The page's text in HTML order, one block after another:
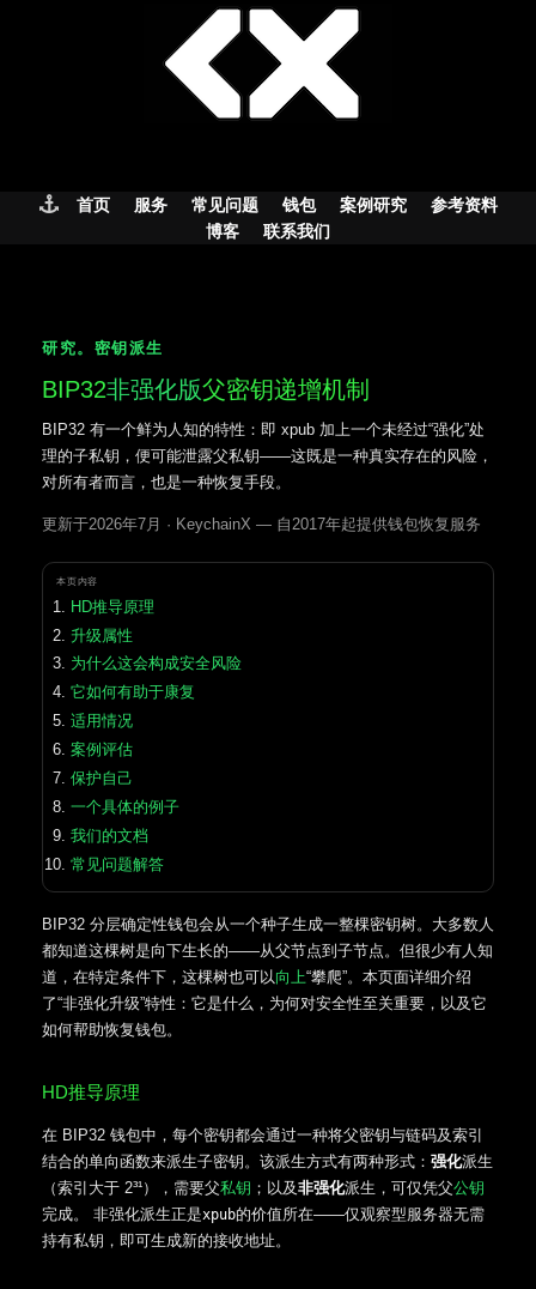
首页 服务 常见问题 钱包 案例研究
参考资料
博客
联系我们
研究。密钥派生
BIP32非强化版父密钥递增机制
BIP32 有一个鲜为人知的特性：即 xpub 加上一个未经过“强化”处
理的子私钥，便可能泄露父私钥——这既是一种真实存在的风险，
对所有者而言，也是一种恢复手段。
更新于2026年7月 · KeychainX — 自2017年起提供钱包恢复服务
本页内容
HD推导原理
升级属性
为什么这会构成安全风险
它如何有助于康复
适用情况
案例评估
保护自己
一个具体的例子
我们的文档
常见问题解答
BIP32 分层确定性钱包会从一个种子生成一整棵密钥树。大多数人
都知道这棵树是向下生长的——从父节点到子节点。但很少有人知
道，在特定条件下，这棵树也可以 向上“攀爬”。本页面详细介绍
了“非强化升级”特性：它是什么，为何对安全性至关重要，以及它
如何帮助恢复钱包。
HD推导原理
在 BIP32 钱包中，每个密钥都会通过一种将父密钥与链码及索引
结合的单向函数来派生子密钥。该派生方式有两种形式： 强化派生
（索引大于 2³¹），需要父私钥 ；以及非强化派生，可仅凭父公钥
完成。 非强化派生正是xpub的价值所在——仅观察型服务器无需
持有私钥，即可生成新的接收地址。